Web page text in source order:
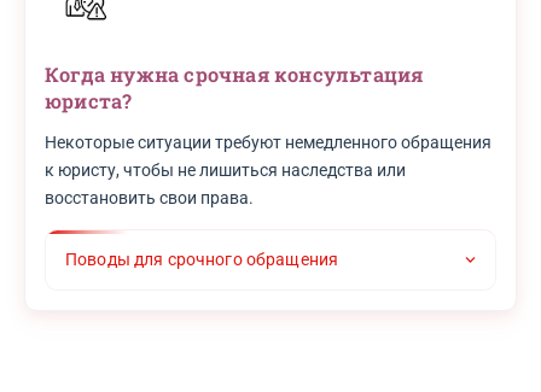
Когда нужна срочная консультация
юриста?
Некоторые ситуации требуют немедленного обращения
к юристу, чтобы не лишиться наследства или
восстановить свои права.
Поводы для срочного обращения